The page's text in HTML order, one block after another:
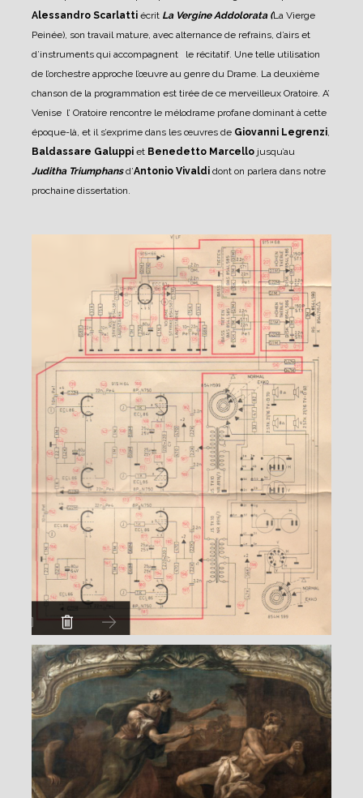
Alessandro Scarlatti écrit La Vergine Addolorata (La Vierge
Peinée), son travail mature, avec alternance de refrains, d’airs et
d’instruments qui accompagnent le récitatif. Une telle utilisation
de l’orchestre approche l’œuvre au genre du Drame. La deuxième
chanson de la programmation est tirée de ce merveilleux Oratoire. A’
Venise l’ Oratoire rencontre le mélodrame profane dominant à cette
époque-là, et il s’exprime dans les œuvres de Giovanni Legrenzi,
Baldassare Galuppi et Benedetto Marcello jusqu’au
Juditha Triumphansd’Antonio Vivaldi dont on parlera dans notre
prochaine dissertation.